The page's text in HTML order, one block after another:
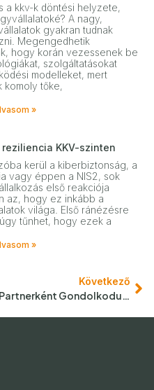
a kkv-k döntési helyzete,
A nagy,
gyakran tudnak
Megengedhetik
hogy korán vezessenek be
szolgáltatásokat
modelleket, mert
komoly tőke,
»
KKV-szinten
kerül a kiberbiztonság, a
vagy éppen a NIS2, sok
első reakciója
az, hogy ez inkább a
világa. Első ránézésre
tűnhet, hogy ezek a
»
Következő